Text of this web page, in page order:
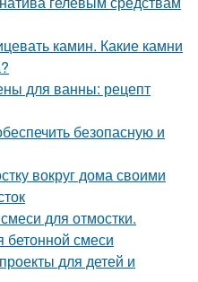
камин. Какие камни
для ванны: рецепт
безопасную и
вокруг дома своими
для отмостки.
смеси
для детей и